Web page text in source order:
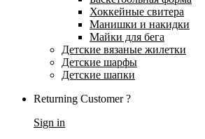
Хоккейные свитера
Манишки и накидки
Майки для бега
Детские вязаные жилетки
Детские шарфы
Детские шапки
Returning Customer ?
Sign in